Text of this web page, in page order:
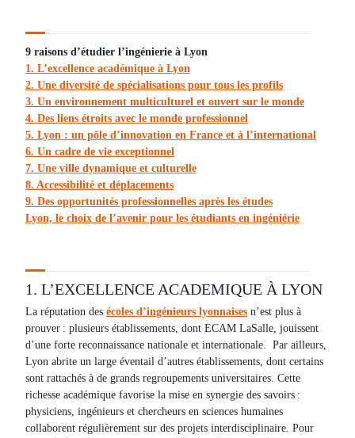
9 raisons d’étudier l’ingénierie à Lyon
1. L’excellence académique à Lyon
2. Une diversité de spécialisations pour tous les profils
3. Un environnement multiculturel et ouvert sur le monde
4. Des liens étroits avec le monde professionnel
5. Lyon : un pôle d’innovation en France et à l’international
6. Un cadre de vie exceptionnel
7. Une ville dynamique et culturelle
8. Accessibilité et déplacements
9. Des opportunités professionnelles après les études
Lyon, le choix de l’avenir pour les étudiants en ingéniérie
1. L’EXCELLENCE ACADEMIQUE À LYON
La réputation des écoles d’ingénieurs lyonnaises n’est plus à
prouver : plusieurs établissements, dont ECAM LaSalle, jouissent
d’une forte reconnaissance nationale et internationale. Par ailleurs,
Lyon abrite un large éventail d’autres établissements, dont certains
sont rattachés à de grands regroupements universitaires. Cette
richesse académique favorise la mise en synergie des savoirs :
physiciens, ingénieurs et chercheurs en sciences humaines
collaborent régulièrement sur des projets interdisciplinaire. Pour